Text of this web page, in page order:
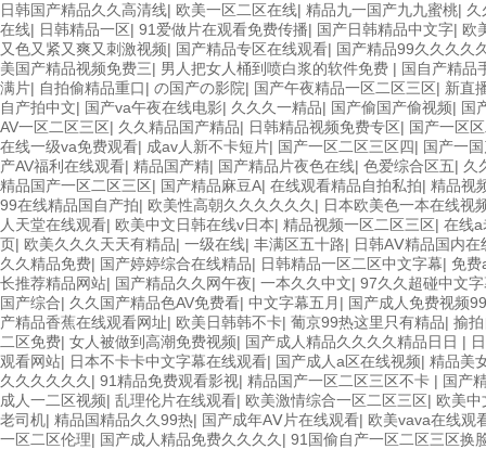
日韩国产精品久久高清线| 欧美一区二区在线| 精品九一国产九九蜜桃| 久
在线| 日韩精品一区| 91爱做片在观看免费传播| 国产日韩精品中文字| 欧
又色又紧又爽又刺激视频| 国产精品专区在线观看| 国产精品99久久久久
美国产精品视频免费三| 男人把女人桶到喷白浆的软件免费 | 国自产精品
满片| 自拍偷精品重口| の国产の影院| 国产午夜精品一区二区三区| 新直
自产拍中文| 国产va午夜在线电影| 久久久一精品| 国产偷国产偷视频| 国
AV一区二区三区| 久久精品国产精品| 日韩精品视频免费专区| 国产一区
在线一级va免费观看| 成av人新不卡短片| 国产一区二区三区四| 国产一
产AV福利在线观看| 精品国产精| 国产精品片夜色在线| 色爱综合区五| 久
精品国产一区二区三区| 国产精品麻豆A| 在线观看精品自拍私拍| 精品视
99在线精品国自产拍| 欧美性高朝久久久久久久 | 日本欧美色一本在线视
人天堂在线观看| 欧美中文日韩在线v日本| 精品视频一区二区三区| 在线
页| 欧美久久久天天有精品| 一级在线| 丰满区五十路| 日韩AⅤ精品国内在
久久精品免费| 国产婷婷综合在线精品| 日韩精品一区二区中文字幕| 免费
长推荐精品网站| 国产精品久久网午夜| 一本久久中文| 97久久超碰中文
国产综合| 久久国产精品色AV免费看| 中文字幕五月 | 国产成人免费视频99
产精品香蕉在线观看网址| 欧美日韩韩不卡| 葡京99热这里只有精品| 揄
二区免费| 女人被做到高潮免费视频| 国产成人精品久久久久精品日日 |
观看网站| 日本不卡卡中文字幕在线观看| 国产成人a区在线视频| 精品美
久久久久久久 | 91精品免费观看影视| 精品国产一区二区三区不卡 | 国产
成人一二区视频| 乱理伦片在线观看| 欧美激情综合一区二区三区| 欧美中
老司机| 精品国精品久久99热| 国产成年AⅤ片在线观看| 欧美vava在线观
一区二区伦理| 国产成人精品免费久久久久 | 91国偷自产一区二区三区换